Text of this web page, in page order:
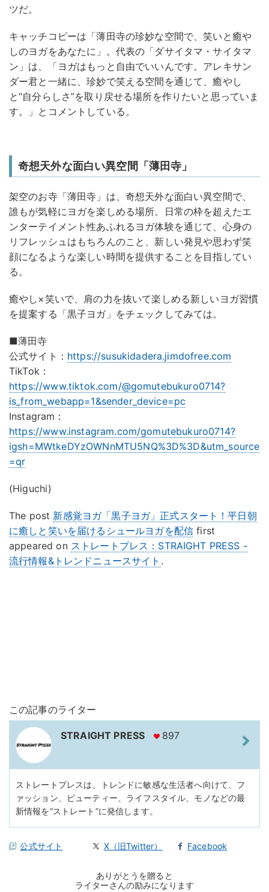
ツだ。
キャッチコピーは「薄田寺の珍妙な空間で、笑いと癒や
しのヨガをあなたに」。代表の「ダサイタマ・サイタマ
ン」は、「ヨガはもっと自由でいいんです。アレキサン
ダー君と一緒に、珍妙で笑える空間を通じて、癒やし
と“自分らしさ”を取り戻せる場所を作りたいと思っていま
す。」とコメントしている。
奇想天外な面白い異空間「薄田寺」
架空のお寺「薄田寺」は、奇想天外な面白い異空間で、
誰もが気軽にヨガを楽しめる場所。日常の枠を超えたエ
ンターテイメント性あふれるヨガ体験を通じて、心身の
リフレッシュはもちろんのこと、新しい発見や思わず笑
顔になるような楽しい時間を提供することを目指してい
る。
癒やし×笑いで、肩の力を抜いて楽しめる新しいヨガ習慣
を提案する「黒子ヨガ」をチェックしてみては。
■薄田寺
公式サイト： https://susukidadera.jimdofree.com
TikTok：
https://www.tiktok.com/@gomutebukuro0714?
is_from_webapp=1&sender_device=pc
Instagram：
https://www.instagram.com/gomutebukuro0714?
igsh=MWtkeDYzOWNnMTU5NQ%3D%3D&utm_source
=qr
(Higuchi)
The post 新感覚ヨガ「黒子ヨガ」正式スタート！平日朝
に癒しと笑いを届けるシュールヨガを配信 first
appeared on ストレートプレス：STRAIGHT PRESS -
流行情報&トレンドニュースサイト .
この記事のライター
STRAIGHT PRESS 897
ストレートプレスは、トレンドに敏感な生活者へ向けて、フ
ァッション、ビューティー、ライフスタイル、モノなどの最
新情報を“ストレート”に発信します。
公式サイト X（旧Twitter） Facebook
ありがとうを贈ると
ライターさんの励みになります